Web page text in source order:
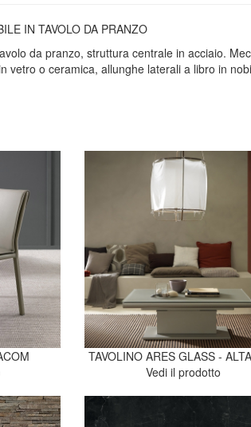
IN TAVOLO DA PRANZO
da pranzo, struttura centrale in acciaio.
vetro o ceramica, allunghe laterali a libro in
TAVOLINO ARES GLASS -
Vedi il prodotto